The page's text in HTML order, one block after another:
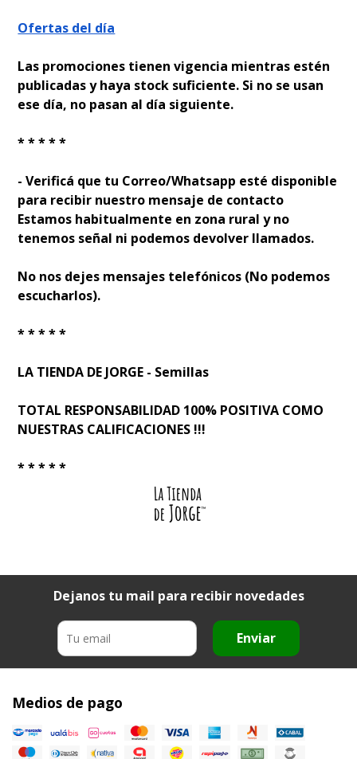
Ofertas del día
Las promociones tienen vigencia mientras estén
publicadas y haya stock suficiente. Si no se usan
ese día, no pasan al día siguiente.
* * * * *
- Verificá que tu Correo/Whatsapp esté disponible
para recibir nuestro mensaje de contacto
Estamos habitualmente en zona rural y no
tenemos señal ni podemos devolver llamados.
No nos dejes mensajes telefónicos (No podemos
escucharlos).
* * * * *
LA TIENDA DE JORGE - Semillas
TOTAL RESPONSABILIDAD 100% POSITIVA COMO
NUESTRAS CALIFICACIONES !!!
* * * * *
Dejanos tu mail para recibir novedades
Enviar
Medios de pago